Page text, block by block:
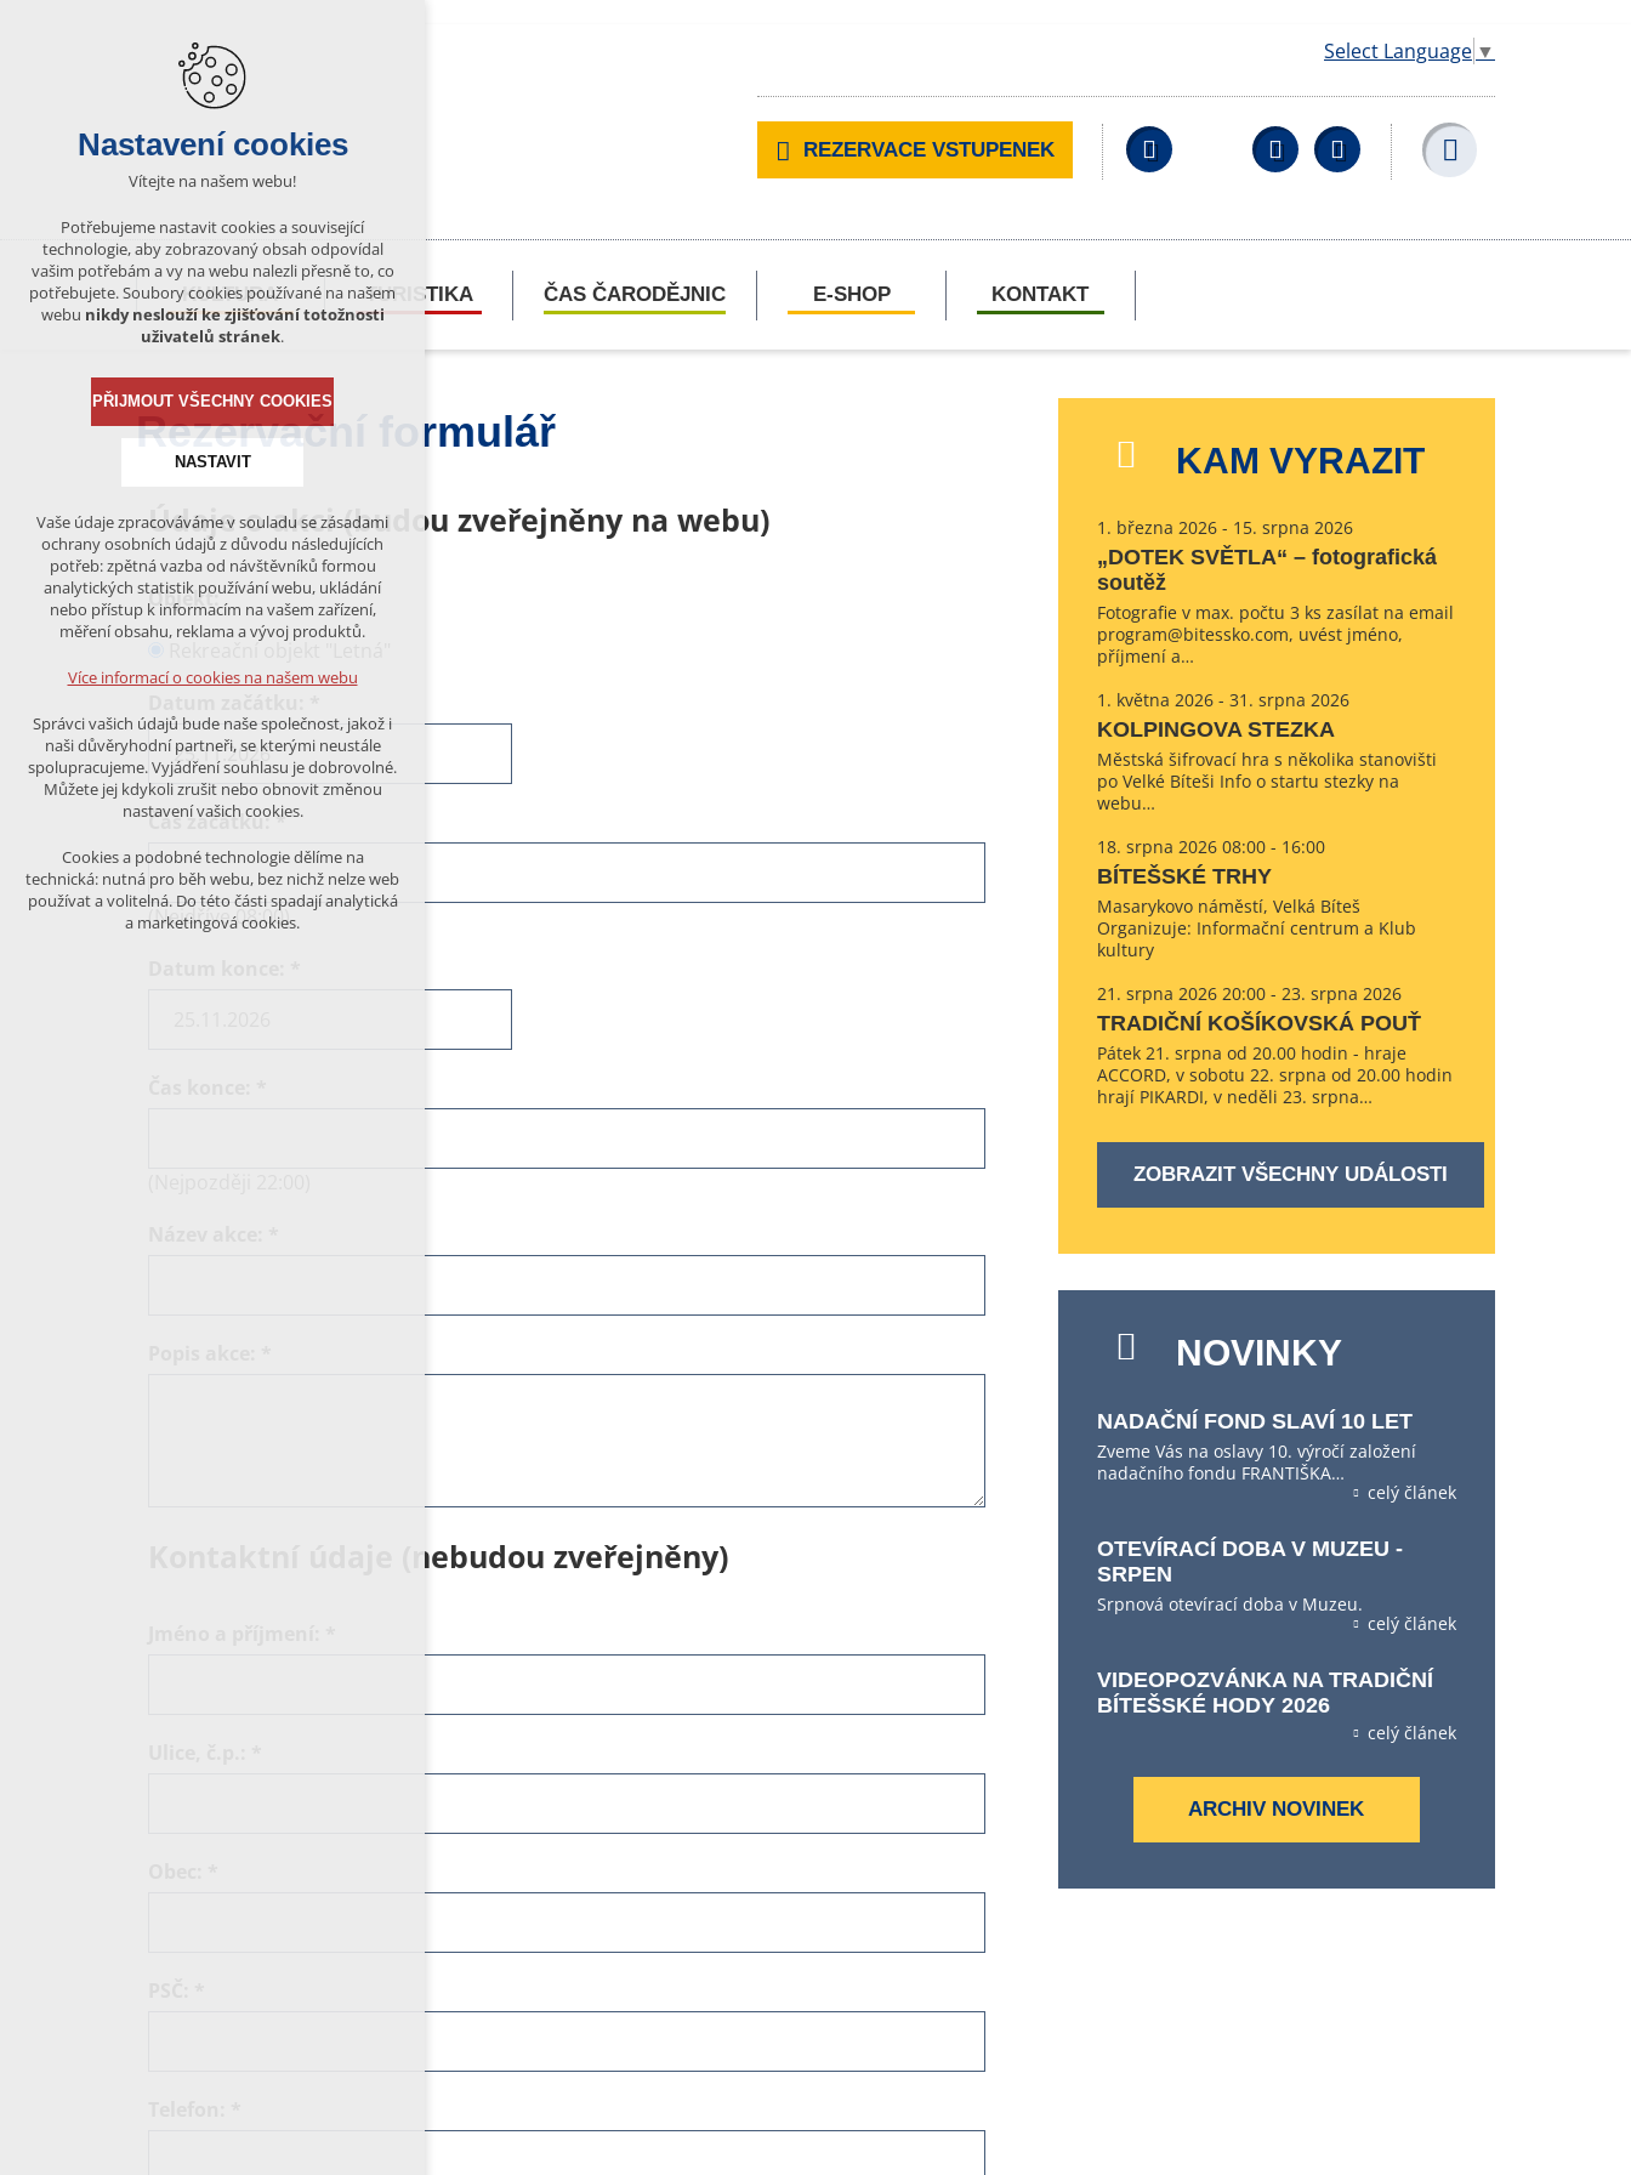
Select Language ▼
REZERVACE VSTUPENEK Facebook YouTubeWikipedia
KULTURA TURISTIKA ČAS ČARODĚJNIC E-SHOP KONTAKT
Rezervační formulář
Údaje o akci (budou zveřejněny na webu)
Objekt:
Čas začátku:*
(Nejdříve 08:00)
Kontaktní údaje (nebudou zveřejněny)
KAM VYRAZIT
1. března 2026 - 15. srpna 2026
„DOTEK SVĚTLA“ – fotografická
soutěž
Fotografie v max. počtu 3 ks zasílat na email
program@bitessko.com, uvést jméno,
příjmení a…
1. května 2026 - 31. srpna 2026
KOLPINGOVA STEZKA
Městská šifrovací hra s několika stanovišti
po Velké Bíteši Info o startu stezky na
webu…
18. srpna 2026 08:00 - 16:00
BÍTEŠSKÉ TRHY
Masarykovo náměstí, Velká Bíteš
Organizuje: Informační centrum a Klub
kultury
21. srpna 2026 20:00 - 23. srpna 2026
TRADIČNÍ KOŠÍKOVSKÁ POUŤ
Pátek 21. srpna od 20.00 hodin - hraje
ACCORD, v sobotu 22. srpna od 20.00 hodin
hrají PIKARDI, v neděli 23. srpna…
ZOBRAZIT VŠECHNY UDÁLOSTI
NOVINKY
NADAČNÍ FOND SLAVÍ 10 LET
Zveme Vás na oslavy 10. výročí založení
nadačního fondu FRANTIŠKA…
celý článek
OTEVÍRACÍ DOBA V MUZEU -
SRPEN
Srpnová otevírací doba v Muzeu.
celý článek
VIDEOPOZVÁNKA NA TRADIČNÍ
BÍTEŠSKÉ HODY 2026
celý článek
ARCHIV NOVINEK
Nastavení cookies
Vítejte na našem webu!
Potřebujeme nastavit cookies a související
technologie, aby zobrazovaný obsah odpovídal
vašim potřebám a vy na webu nalezli přesně to, co
potřebujete. Soubory cookies používané na našem
webu nikdy neslouží ke zjišťování totožnosti
uživatelů stránek.
PŘIJMOUT VŠECHNY COOKIES
NASTAVIT
Technická cookies
nutná pro provozování webu
udržení kontextu stránek (session):
případná přihlášení, volby jazyka, apod.
analytická pro anonymizované
vyhodnocení návštěvnosti
marketingová cookies (Google)
Více informací o cookies na našem webu
ODMÍTNOUT VŠE
Vaše údaje zpracováváme v souladu se zásadami
ochrany osobních údajů z důvodu následujících
potřeb: zpětná vazba od návštěvníků formou
analytických statistik používání webu, ukládání
nebo přístup k informacím na vašem zařízení,
měření obsahu, reklama a vývoj produktů.
Více informací o cookies na našem webu
Správci vašich údajů bude naše společnost, jakož i
naši důvěryhodní partneři, se kterými neustále
spolupracujeme. Vyjádření souhlasu je dobrovolné.
Můžete jej kdykoli zrušit nebo obnovit změnou
nastavení vašich cookies.
Cookies a podobné technologie dělíme na
technická: nutná pro běh webu, bez nichž nelze web
používat a volitelná. Do této části spadají analytická
a marketingová cookies.